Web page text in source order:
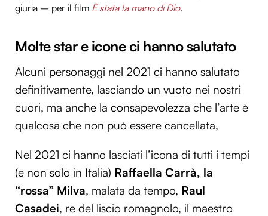
giuria – per il film È stata la mano di Dio.
Molte star e icone ci hanno salutato
Alcuni personaggi nel 2021 ci hanno salutato
definitivamente, lasciando un vuoto nei nostri
cuori, ma anche la consapevolezza che l’arte è
qualcosa che non può essere cancellata,
Nel 2021 ci hanno lasciati l’icona di tutti i tempi
(e non solo in Italia) Raffaella Carrà, la
“rossa” Milva, malata da tempo, Raul
Casadei, re del liscio romagnolo, il maestro